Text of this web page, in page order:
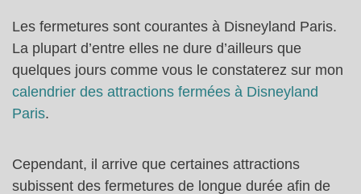
Les fermetures sont courantes à Disneyland Paris.
La plupart d’entre elles ne dure d’ailleurs que
quelques jours comme vous le constaterez sur mon
calendrier des attractions fermées à Disneyland
Paris.
Cependant, il arrive que certaines attractions
subissent des fermetures de longue durée afin de